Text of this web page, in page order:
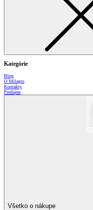
Kategórie
Blog
O Milagro
Kontakty
Predajne
Všetko o nákupe